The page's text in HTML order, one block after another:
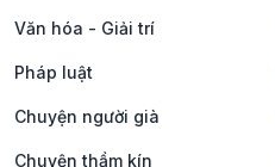
Văn hóa - Giải trí
Pháp luật
Chuyện người già
Chuyện thầm kín